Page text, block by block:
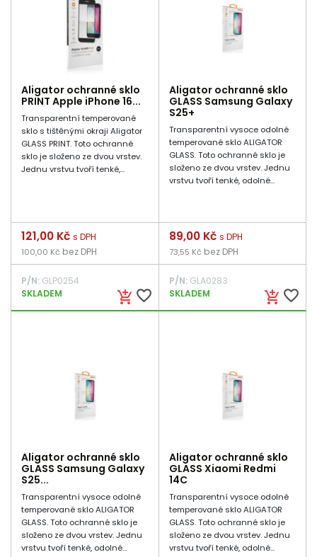
Aligator ochranné sklo
PRINT Apple iPhone 16...
Transparentní temperované
sklo s tištěnými okraji Aligator
GLASS PRINT. Toto ochranné
sklo je složeno ze dvou vrstev.
Jednu vrstvu tvoří tenké,...
add_shopping_cart favorite_border
Cena
121,00 Kč s DPH
100,00 Kč bez DPH
P/N: GLP0254
SKLADEM
Aligator ochranné sklo
GLASS Samsung Galaxy
S25+
Transparentní vysoce odolné
temperované sklo ALIGATOR
GLASS. Toto ochranné sklo je
složeno ze dvou vrstev. Jednu
vrstvu tvoří tenké, odolné...
add_shopping_cart favorite_border
Cena
89,00 Kč s DPH
73,55 Kč bez DPH
P/N:GLA0283
SKLADEM
Aligator ochranné sklo
GLASS Samsung Galaxy
S25...
Transparentní vysoce odolné
temperované sklo ALIGATOR
GLASS. Toto ochranné sklo je
složeno ze dvou vrstev. Jednu
vrstvu tvoří tenké, odolné...
Aligator ochranné sklo
GLASS Xiaomi Redmi
14C
Transparentní vysoce odolné
temperované sklo ALIGATOR
GLASS. Toto ochranné sklo je
složeno ze dvou vrstev. Jednu
vrstvu tvoří tenké, odolné...